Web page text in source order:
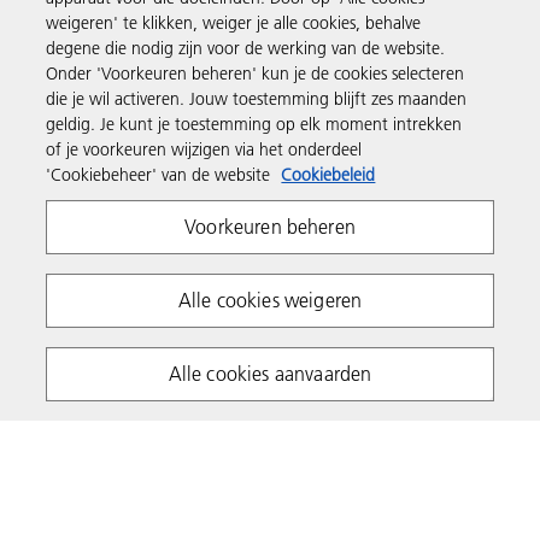
Producten en services
Support en contact
Inspiratie
Volg Ricoh
weigeren' te klikken, weiger je alle cookies, behalve
degene die nodig zijn voor de werking van de website.
Onder 'Voorkeuren beheren' kun je de cookies selecteren
die je wil activeren. Jouw toestemming blijft zes maanden
geldig. Je kunt je toestemming op elk moment intrekken
of je voorkeuren wijzigen via het onderdeel
'Cookiebeheer' van de website Cookiebeleid
Voorkeuren beheren
Alle cookies weigeren
Alle cookies aanvaarden